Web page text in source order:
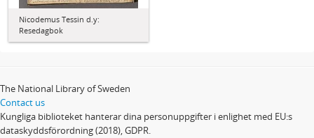
Nicodemus Tessin d.y:
Resedagbok
The National Library of Sweden
Contact us
Kungliga biblioteket hanterar dina personuppgifter i enlighet med EU:s
dataskyddsförordning (2018), GDPR.